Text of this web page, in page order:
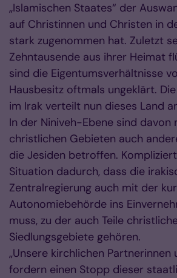
„Islamischen Staates“ der
auf Christinnen und Christen in
stark zugenommen hat. Zuletzt
Zehntausende aus ihrer Heimat
sind die Eigentumsverhältnisse
Hausbesitz oftmals ungeklärt.
im Irak verteilt nun dieses Land
In der Niniveh-Ebene sind davon
christlichen Gebieten auch
die Jesiden betroffen.
Situation dadurch, dass die
Zentralregierung auch mit der
Autonomiebehörde ins
muss, zu der auch Teile
Siedlungsgebiete gehören.
„Unsere kirchlichen Partnerinnen
fordern einen Stopp dieser